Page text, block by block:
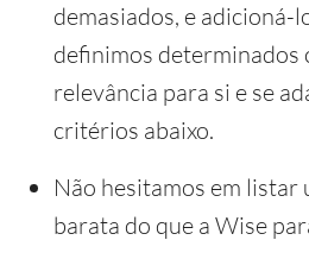
demasiados, e adicioná-
definimos determinados
relevância para si e se
critérios abaixo.
Não hesitamos em listar
barata do que a Wise